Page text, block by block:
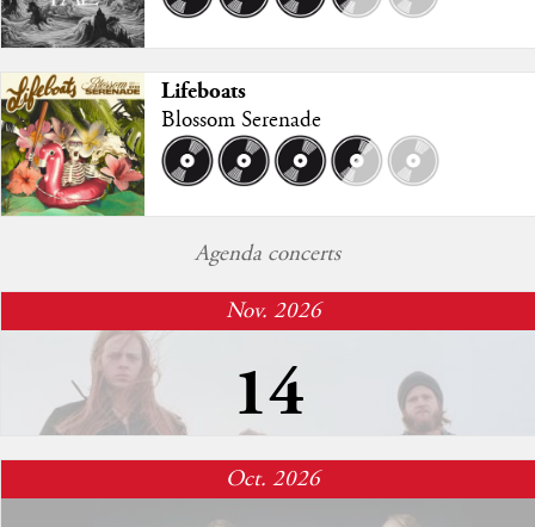
Lifeboats
Blossom Serenade
Agenda concerts
Nov. 2026
14
The Vintage Caravan
Glazart (Paris)
Oct. 2026